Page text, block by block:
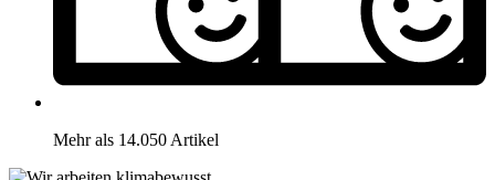
Mehr als 14.050 Artikel